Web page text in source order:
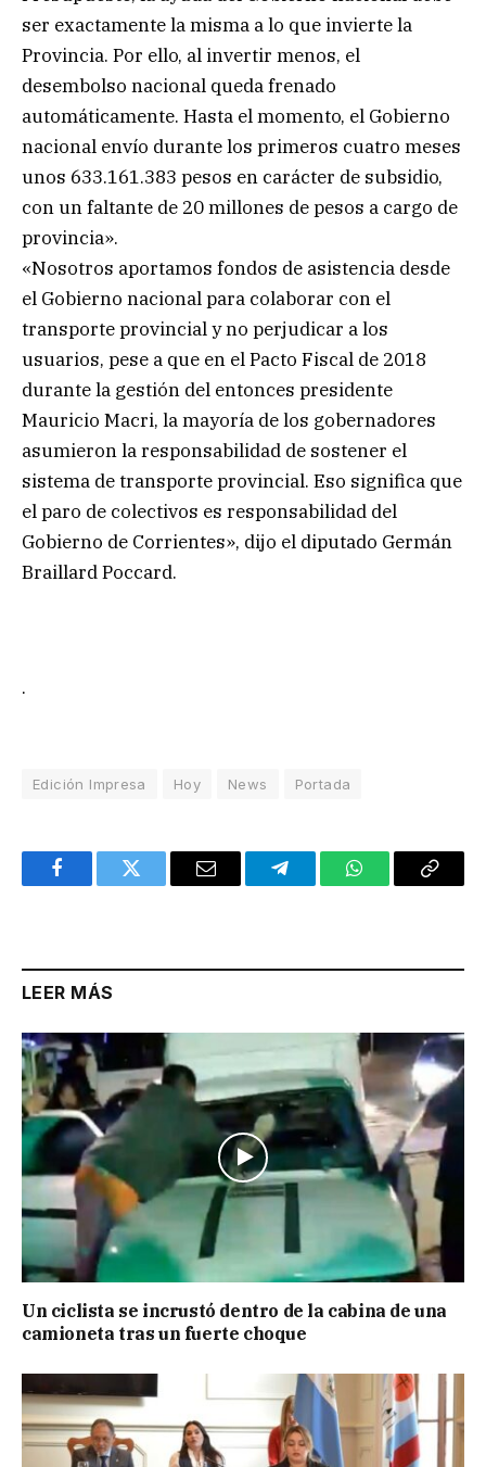
ser exactamente la misma a lo que invierte la
Provincia. Por ello, al invertir menos, el
desembolso nacional queda frenado
automáticamente. Hasta el momento, el Gobierno
nacional envío durante los primeros cuatro meses
unos 633.161.383 pesos en carácter de subsidio,
con un faltante de 20 millones de pesos a cargo de
provincia».
«Nosotros aportamos fondos de asistencia desde
el Gobierno nacional para colaborar con el
transporte provincial y no perjudicar a los
usuarios, pese a que en el Pacto Fiscal de 2018
durante la gestión del entonces presidente
Mauricio Macri, la mayoría de los gobernadores
asumieron la responsabilidad de sostener el
sistema de transporte provincial. Eso significa que
el paro de colectivos es responsabilidad del
Gobierno de Corrientes», dijo el diputado Germán
Braillard Poccard.
.
Edición Impresa Hoy News Portada
FacebookTwitter Email TelegramWhatsAppCopy
LEER MÁS
Un ciclista se incrustó dentro de la cabina de una
camioneta tras un fuerte choque